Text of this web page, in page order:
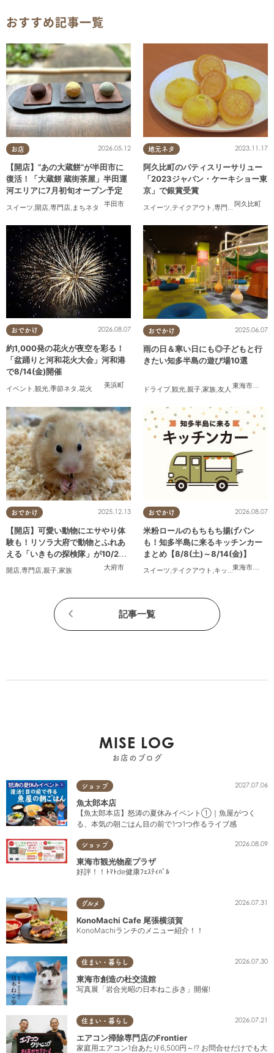
おすすめ記事一覧
お店
半田市
2026.05.12
【開店】“あの大蔵餅”が半田市に
復活！「大蔵餅 蔵街茶屋」半田運
河エリアに7月初旬オープン予定
スイーツ 開店 専門店 まちネタ
地元ネタ
阿久比町
2023.11.17
阿久比町のパティスリーサリュー
「2023ジャパン・ケーキショー東
京」で銀賞受賞
スイーツ テイクアウト 専門店 ,まちネタ
おでかけ
美浜町
2026.08.07
約1,000発の花火が夜空を彩る！
「盆踊りと河和花火大会」河和港
で8/14(金)開催
イベント 観光 季節ネタ 花火
おでかけ
東海市
,大府
2025.06.07
雨の日＆寒い日にも◎子どもと行
きたい知多半島の遊び場10選
ドライブ 観光 親子 家族 友人
おでかけ
大府市
2025.12.13
【開店】可愛い動物にエサやり体
験も！リソラ大府で動物とふれあ
える「いきもの探検隊」が10/24
(金)オープン
開店,専門店,親子,家族
おでかけ
東海市
,大府
2026.08.07
米粉ロールのもちもち揚げパン
も！知多半島に来るキッチンカー
まとめ【8/8(土)～8/14(金)】
スイーツ,テイクアウト ,キッチンカー ,イベ
記事一覧
MISE LOG
お店のブログ
ショップ 2027.07.06
魚太郎本店
【魚太郎本店】怒涛の夏休みイベント①｜魚屋がつく
る、本気の朝ごはん目の前で1つ1つ作るライブ感
ショップ 2026.08.09
東海市観光物産プラザ
好評！！ﾄﾏﾄde健康ﾌｪｽﾃｨﾊﾞﾙ
グルメ 2026.07.31
KonoMachi Cafe 尾張横須賀
KonoMachiランチのメニュー紹介！！
住まい・暮らし 2026.07.30
東海市創造の杜交流館
写真展「岩合光昭の日本ねこ歩き」開催!
住まい・暮らし 2026.07.21
エアコン掃除専門店のFrontier
家庭用エアコン1台あたり6,500円～!? お問合せだけでも大